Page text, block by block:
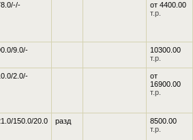
от 4400.00
т.р.
9.0/-
10300.00
т.р.
2.0/-
от
16900.00
т.р.
150.0/20.0 разд
8500.00
т.р.